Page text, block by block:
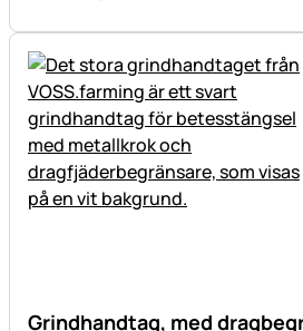
Grindhandtag, med